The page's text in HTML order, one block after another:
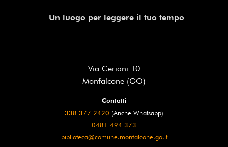
Un luogo per leggere il tuo tempo
Via Ceriani 10
Monfalcone (GO)
Contatti
338 377 2420 (Anche Whatsapp)
0481 494 373
biblioteca@comune.monfalcone.go.it